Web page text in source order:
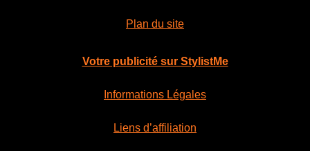
Plan du site
Votre publicité sur StylistMe
Informations Légales
Liens d’affiliation